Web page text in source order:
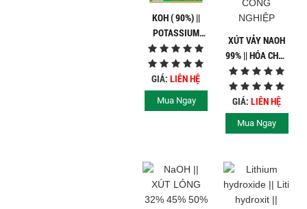
KOH ( 90%) ||
POTASSIUM
HYDROXIDE ||
HÓA CHẤT CÔNG
NGHIỆP
GIÁ:LIÊN HỆ
Mua Ngay
XÚT VẢY NAOH
99% || HÓA CHẤT
CÔNG NGHIỆP
GIÁ: LIÊN HỆ
Mua Ngay